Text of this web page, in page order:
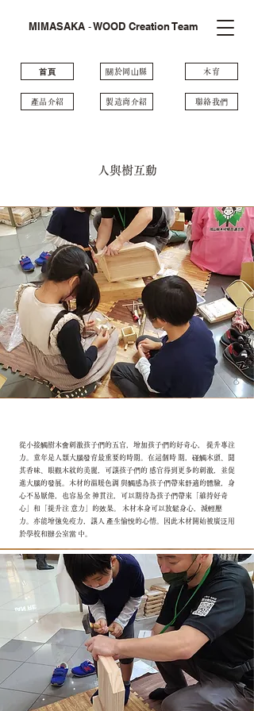
MIMASAKA ‐ WOOD Creation Team
⾸⾴
產品介紹
關於岡⼭縣
製造商介紹
木育
聯絡我們
人與樹互動
從小接觸樹木會刺激孩子們的五官，增加孩子們的好奇心， 提升專注
力。童年是人類大腦發育最重要的時期。在這個時 期，碰觸木頭、聞
其香味、眼觀木紋的美麗，可讓孩子們的 感官得到更多的刺激，並促
進大腦的發展。木材的溫暖色調 與觸感為孩子們帶來舒適的體驗，身
心不易厭倦，也容易全 神貫注，可以期待為孩子們帶來「維持好奇
心」和「提升注 意力」的效果。 木材本身可以放鬆身心，減輕壓
力。亦能增強免疫力，讓人 產生愉悅的心情。因此木材開始被廣泛用
於學校和辦公室當 中。